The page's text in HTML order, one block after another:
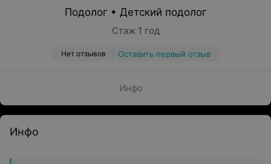
Подолог • Детский подолог
Стаж 1 год
Нет отзывов Оставить первый отзыв
Инфо
Инфо